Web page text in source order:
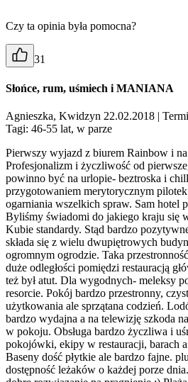
Czy ta opinia była pomocna?
31
Słońce, rum, uśmiech i MANIANA
Agnieszka, Kwidzyn 22.02.2018 |
Tagi: 46-55 lat, w parze
Pierwszy wyjazd z biurem Rainbow i
Profesjonalizm i życzliwość od
powinno być na urlopie- beztroska i
przygotowaniem merytorycznym
ogarniania wszelkich spraw. Sam hotel
Byliśmy świadomi do jakiego kraju się
Kubie standardy. Stąd bardzo
składa się z wielu dwupiętrowych
ogromnym ogrodzie. Taka
duże odległości pomiędzi restauracją
też był atut. Dla wygodnych- meleksy
resorcie. Pokój bardzo przestronny,
użytkowania ale sprzątana codzień.
bardzo wydajna a na telewizję szkoda
w pokoju. Obsługa bardzo życzliwa i
pokojówki, ekipy w restauracji, barach
Baseny dość płytkie ale bardzo fajne.
dostępność leżaków o każdej porze